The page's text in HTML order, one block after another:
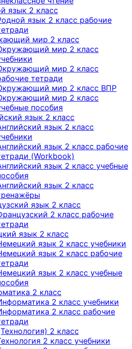
язык 2 класс
язык 2 класс рабочие
мир 2 класс
мир 2 класс
мир 2 класс
тетради
мир 2 класс ВПР
мир 2 класс
пособия
язык 2 класс
язык 2 класс
язык 2 класс рабочие
(Workbook)
язык 2 класс учебные
язык 2 класс
язык 2 класс
2 класс рабочие
язык 2 класс
язык 2 класс учебники
язык 2 класс рабочие
язык 2 класс учебные
2 класс
2 класс учебники
2 класс рабочие
2 класс
2 класс учебники